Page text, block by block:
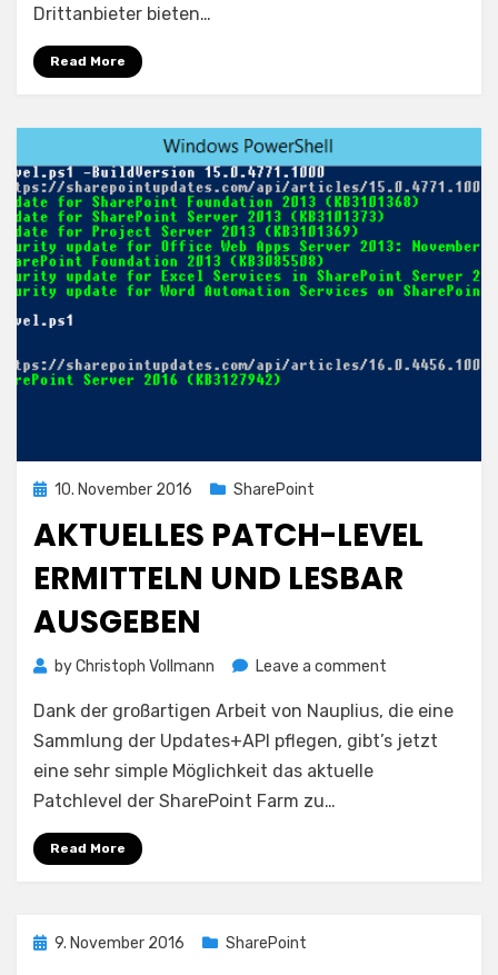
Drittanbieter bieten…
Read More
Posted
10. November 2016 SharePoint
AKTUELLES PATCH-LEVEL
ERMITTELN UND LESBAR
AUSGEBEN
byChristoph Vollmann Leave a comment
Patch-
Level
Dank der großartigen Arbeit von Nauplius, die eine
Sammlung der Updates+API pflegen, gibt’s jetzt
eine sehr simple Möglichkeit das aktuelle
Patchlevel der SharePoint Farm zu…
Read More
Posted
9. November 2016 SharePoint